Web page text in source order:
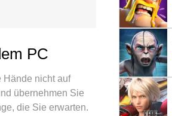
PC
Hände nicht auf
übernehmen Sie
die Sie erwarten.